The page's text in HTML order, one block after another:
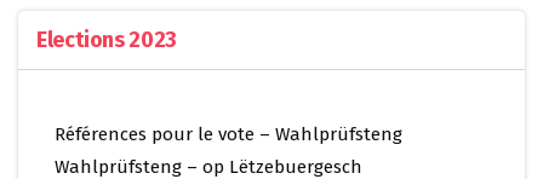
Elections 2023
Références pour le vote – Wahlprüfsteng
Wahlprüfsteng – op Lëtzebuergesch